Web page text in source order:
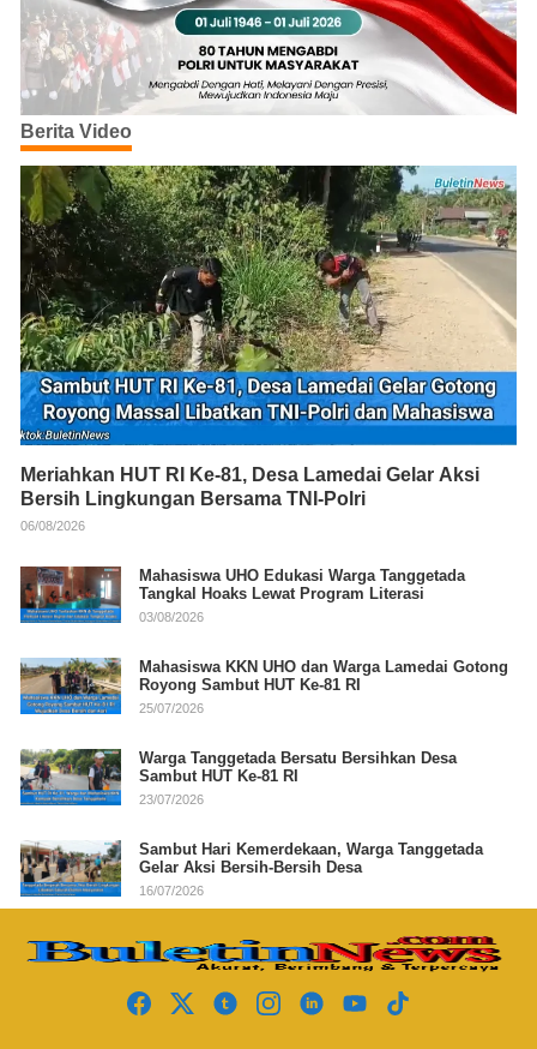
Berita Video
Meriahkan HUT RI Ke-81, Desa Lamedai Gelar Aksi
Bersih Lingkungan Bersama TNI-Polri
06/08/2026
Mahasiswa UHO Edukasi Warga Tanggetada
Tangkal Hoaks Lewat Program Literasi
03/08/2026
Mahasiswa KKN UHO dan Warga Lamedai Gotong
Royong Sambut HUT Ke-81 RI
25/07/2026
Warga Tanggetada Bersatu Bersihkan Desa
Sambut HUT Ke-81 RI
23/07/2026
Sambut Hari Kemerdekaan, Warga Tanggetada
Gelar Aksi Bersih-Bersih Desa
16/07/2026